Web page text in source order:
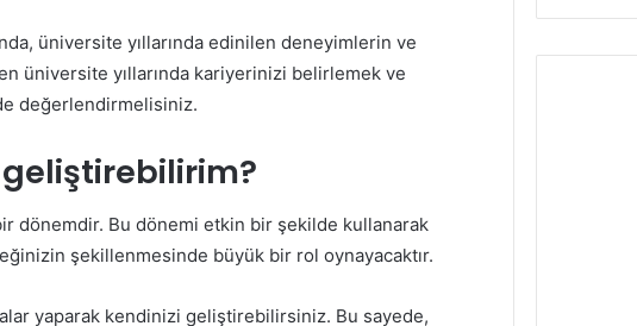
üniversite yıllarında edinilen deneyimlerin ve
üniversite yıllarında kariyerinizi belirlemek ve
değerlendirmelisiniz.
dönemdir. Bu dönemi etkin bir şekilde kullanarak
şekillenmesinde büyük bir rol oynayacaktır.
yaparak kendinizi geliştirebilirsiniz. Bu sayede,